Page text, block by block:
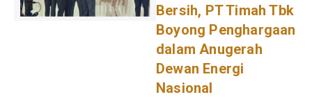
Bersih, PT Timah Tbk
Boyong Penghargaan
dalam Anugerah
Dewan Energi
Nasional